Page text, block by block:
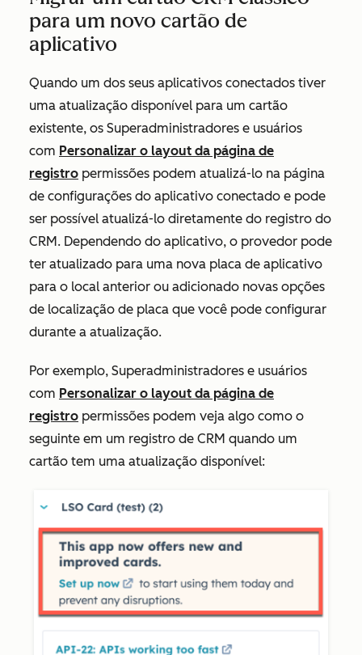
para um novo cartão de
aplicativo
Quando um dos seus aplicativos conectados tiver
uma atualização disponível para um cartão
existente, os Superadministradores e usuários
com Personalizar o layout da página de
registro permissões podem atualizá-lo na página
de configurações do aplicativo conectado e pode
ser possível atualizá-lo diretamente do registro do
CRM. Dependendo do aplicativo, o provedor pode
ter atualizado para uma nova placa de aplicativo
para o local anterior ou adicionado novas opções
de localização de placa que você pode configurar
durante a atualização.
Por exemplo, Superadministradores e usuários
com Personalizar o layout da página de
registro permissões podem veja algo como o
seguinte em um registro de CRM quando um
cartão tem uma atualização disponível: